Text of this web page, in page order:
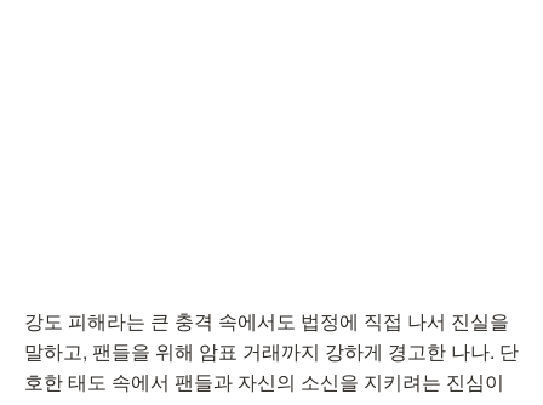
강도 피해라는 큰 충격 속에서도 법정에 직접 나서 진실을
말하고, 팬들을 위해 암표 거래까지 강하게 경고한 나나. 단
호한 태도 속에서 팬들과 자신의 소신을 지키려는 진심이